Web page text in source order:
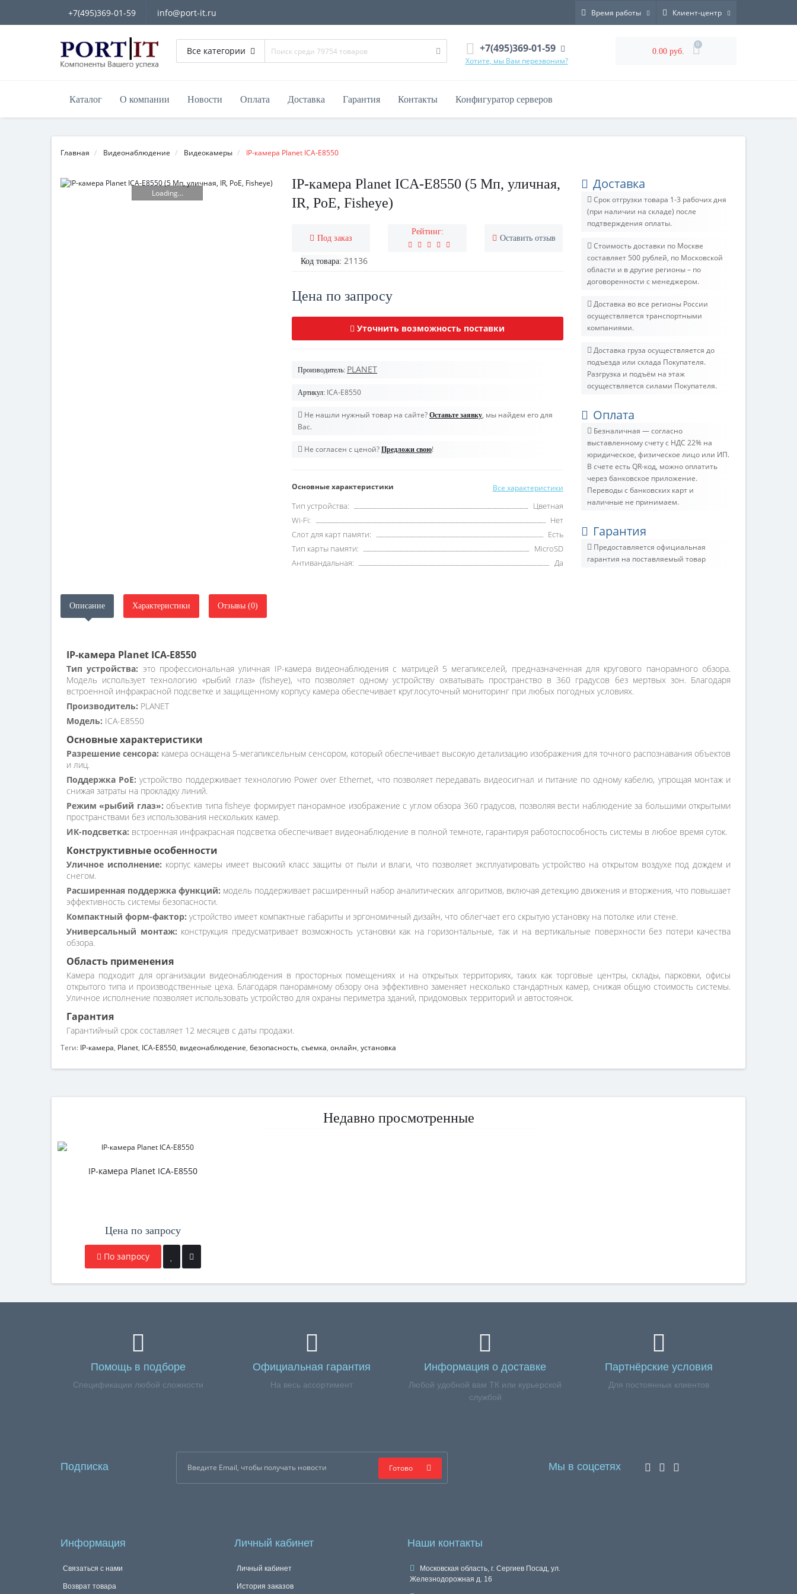
+7(495)369-01-59 info@port-it.ru Время работы Клиент-центр
Все категории +7(495)369-01-59
Хотите, мы Вам перезвоним?
0.00 руб.
0
Каталог О компании Новости Оплата Доставка Гарантия Контакты Конфигуратор серверов
Главная Видеонаблюдение Видеокамеры IP-камера Planet ICA-E8550
Loading...
IP-камера Planet ICA-E8550 (5 Мп, уличная,
IR, PoE, Fisheye)
Под заказ
Рейтинг:
Оставить отзыв
Код товара: 21136
Цена по запросу
Уточнить возможность поставки
Производитель: PLANET
Артикул: ICA-E8550
Не нашли нужный товар на сайте? Оставьте заявку, мы найдем его для
Вас.
Не согласен с ценой? Предложи свою!
Основные характеристики Все характеристики
Тип устройства:
Цветная
Wi-Fi:
Нет
Слот для карт памяти:
Есть
Тип карты памяти:
MicroSD
Антивандальная:
Да
Доставка
Срок отгрузки товара 1-3 рабочих дня
(при наличии на складе) после
подтверждения оплаты.
Стоимость доставки по Москве
составляет 500 рублей, по Московской
области и в другие регионы – по
договоренности с менеджером.
Доставка во все регионы России
осуществляется транспортными
компаниями.
Доставка груза осуществляется до
подъезда или склада Покупателя.
Разгрузка и подъём на этаж
осуществляется силами Покупателя.
Оплата
Безналичная — согласно
выставленному счету c НДС 22% на
юридическое, физическое лицо или ИП.
В счете есть QR-код, можно оплатить
через банковское приложение.
Переводы с банковских карт и
наличные не принимаем.
Гарантия
Предоставляется официальная
гарантия на поставляемый товар
Описание Характеристики Отзывы (0)
IP-камера Planet ICA-E8550
Тип устройства: это профессиональная уличная IP-камера видеонаблюдения с матрицей 5 мегапикселей, предназначенная для кругового панорамного обзора.
Модель использует технологию «рыбий глаз» (fisheye), что позволяет одному устройству охватывать пространство в 360 градусов без мертвых зон. Благодаря
встроенной инфракрасной подсветке и защищенному корпусу камера обеспечивает круглосуточный мониторинг при любых погодных условиях.
Производитель: PLANET
Модель: ICA-E8550
Основные характеристики
Разрешение сенсора: камера оснащена 5-мегапиксельным сенсором, который обеспечивает высокую детализацию изображения для точного распознавания объектов
и лиц.
Поддержка PoE: устройство поддерживает технологию Power over Ethernet, что позволяет передавать видеосигнал и питание по одному кабелю, упрощая монтаж и
снижая затраты на прокладку линий.
Режим «рыбий глаз»: объектив типа fisheye формирует панорамное изображение с углом обзора 360 градусов, позволяя вести наблюдение за большими открытыми
пространствами без использования нескольких камер.
ИК-подсветка: встроенная инфракрасная подсветка обеспечивает видеонаблюдение в полной темноте, гарантируя работоспособность системы в любое время суток.
Конструктивные особенности
Уличное исполнение: корпус камеры имеет высокий класс защиты от пыли и влаги, что позволяет эксплуатировать устройство на открытом воздухе под дождем и
снегом.
Расширенная поддержка функций: модель поддерживает расширенный набор аналитических алгоритмов, включая детекцию движения и вторжения, что повышает
эффективность системы безопасности.
Компактный форм-фактор: устройство имеет компактные габариты и эргономичный дизайн, что облегчает его скрытую установку на потолке или стене.
Универсальный монтаж: конструкция предусматривает возможность установки как на горизонтальные, так и на вертикальные поверхности без потери качества
обзора.
Область применения
Камера подходит для организации видеонаблюдения в просторных помещениях и на открытых территориях, таких как торговые центры, склады, парковки, офисы
открытого типа и производственные цеха. Благодаря панорамному обзору она эффективно заменяет несколько стандартных камер, снижая общую стоимость системы.
Уличное исполнение позволяет использовать устройство для охраны периметра зданий, придомовых территорий и автостоянок.
Гарантия
Гарантийный срок составляет 12 месяцев с даты продажи.
Теги: IP-камера, Planet, ICA-E8550, видеонаблюдение, безопасность, съемка, онлайн, установка
Недавно просмотренные
IP-камера Planet ICA-E8550
Цена по запросу
По запросу
Помощь в подборе
Спецификации любой сложности
Официальная гарантия
На весь ассортимент
Информация о доставке
Любой удобной вам ТК или курьерской
службой
Партнёрские условия
Для постоянных клиентов
Подписка Готово Мы в соцсетях
Информация
Связаться с нами
Возврат товара
Личный кабинет
Личный кабинет
История заказов
Наши контакты
Московская область, г. Сергиев Посад, ул.
Железнодорожная д. 16